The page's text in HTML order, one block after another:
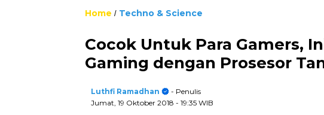
Home / Techno & Science
Cocok Untuk Para Gamers,
Gaming dengan Prosesor
Luthfi Ramadhan
- Penulis
Jumat, 19 Oktober 2018 - 19:35 WIB